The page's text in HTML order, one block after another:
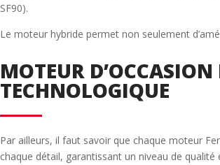
SF90).
Le moteur hybride permet non seulement
MOTEUR
TECHNOLOGIQUE
Par ailleurs, il faut savoir que chaque moteur
chaque détail, garantissant un niveau de